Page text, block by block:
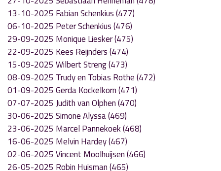
13-10-2025 Fabian Schenkius (477)
06-10-2025 Peter Schenkius (476)
29-09-2025 Monique Liesker (475)
22-09-2025 Kees Reijnders (474)
15-09-2025 Wilbert Streng (473)
08-09-2025 Trudy en Tobias Rothe (472)
01-09-2025 Gerda Kockelkorn (471)
07-07-2025 Judith van Olphen (470)
30-06-2025 Simone Alyssa (469)
23-06-2025 Marcel Pannekoek (468)
16-06-2025 Melvin Hardey (467)
02-06-2025 Vincent Moolhuijsen (466)
26-05-2025 Robin Huisman (465)